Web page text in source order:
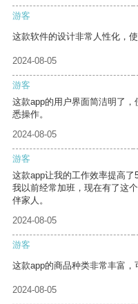
游客
这款软件的设计非常人性化，使
2024-08-05
游客
这款app的用户界面简洁明了
悉操作。
2024-08-05
游客
这款app让我的工作效率提高了
我以前经常加班，现在有了这
伴家人。
2024-08-05
游客
这款app的商品种类非常丰富，
2024-08-05